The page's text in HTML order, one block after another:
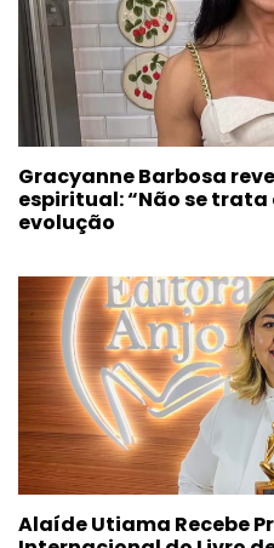
Gracyanne Barbosa
espiritual: “Não se
evolução
Alaíde Utiama Recebe